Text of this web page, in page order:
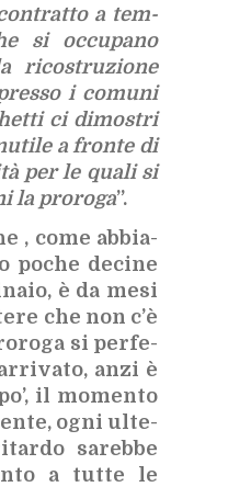
a tem­
si oc­cu­pa­no
ri­co­stru­zio­ne
i co­mu­ni
ci di­mo­stri
a fron­te di
per le qua­li si
la pro­ro­ga”.
, come ab­bia­
po­che de­ci­ne
è da mesi
che non c’è
si per­fe­
anzi è
il mo­men­to
ogni ul­te­
sa­reb­be
a tut­te le